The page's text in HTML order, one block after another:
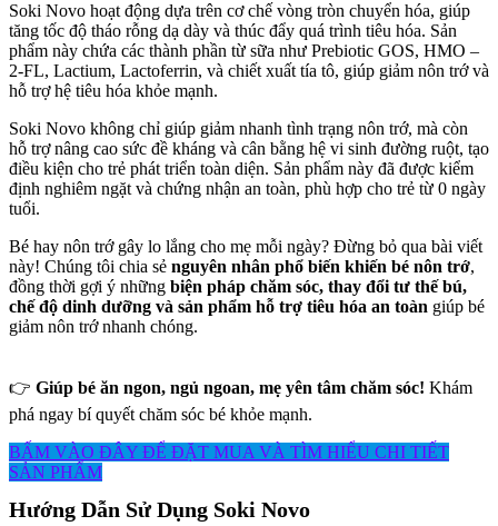
Soki Novo hoạt động dựa trên cơ chế vòng tròn chuyển hóa, giúp
tăng tốc độ tháo rỗng dạ dày và thúc đẩy quá trình tiêu hóa. Sản
phẩm này chứa các thành phần từ sữa như Prebiotic GOS, HMO –
2-FL, Lactium, Lactoferrin, và chiết xuất tía tô, giúp giảm nôn trớ và
hỗ trợ hệ tiêu hóa khỏe mạnh.
Soki Novo không chỉ giúp giảm nhanh tình trạng nôn trớ, mà còn
hỗ trợ nâng cao sức đề kháng và cân bằng hệ vi sinh đường ruột, tạo
điều kiện cho trẻ phát triển toàn diện. Sản phẩm này đã được kiểm
định nghiêm ngặt và chứng nhận an toàn, phù hợp cho trẻ từ 0 ngày
tuổi.
Bé hay nôn trớ gây lo lắng cho mẹ mỗi ngày? Đừng bỏ qua bài viết
này! Chúng tôi chia sẻ nguyên nhân phổ biến khiến bé nôn trớ,
đồng thời gợi ý những biện pháp chăm sóc, thay đổi tư thế bú,
chế độ dinh dưỡng và sản phẩm hỗ trợ tiêu hóa an toàn giúp bé
giảm nôn trớ nhanh chóng.
👉 Giúp bé ăn ngon, ngủ ngoan, mẹ yên tâm chăm sóc! Khám
phá ngay bí quyết chăm sóc bé khỏe mạnh.
BẤM VÀO ĐÂY ĐỂ ĐẶT MUA VÀ TÌM HIỂU CHI TIẾT
SẢN PHẨM
Hướng Dẫn Sử Dụng Soki Novo